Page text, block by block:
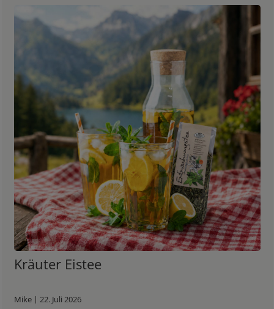
Kräuter Eistee
Mike | 22. Juli 2026